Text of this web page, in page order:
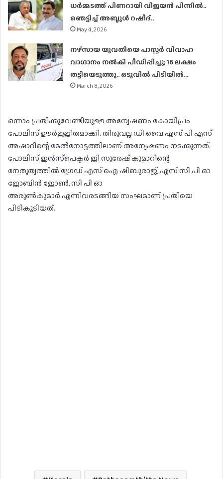
ധര്‍മ്മടത്ത് പിണറായി വിജയന്‍ പിന്നില്‍..
ഞെട്ടിച്ച് അബ്ദുൾ റഷീദ്..
May 4, 2026
നഴ്സായ യുവതിയെ പാസ്റ്റ‍ർ വിവാഹ
വാഗ്ദാനം നൽകി പീഡിപ്പിച്ചു; 16 ലക്ഷം
തട്ടിയെടുത്തു.. ഒടുവിൽ പിടിയിൽ…
March 8, 2026
ഒന്നാം പ്രതിക്കുവേണ്ടിയുള്ള അന്വേഷണം കോയിപ്രം
പോലീസ് ഊർജ്ജിതമാക്കി. തിരുവല്ല ഡി വൈ എസ് പി എസ്
അഷാദിന്റെ മേൽനോട്ടത്തിലാണ് അന്വേഷണം നടക്കുന്നത്.
പോലീസ് ഇൻസ്‌പെക്ടർ ജി സുരേഷ് കുമാറിന്റെ
നേതൃത്വത്തിൽ ഗ്രേഡ് എസ് ഐ ഷിബുരാജ്, എസ് സി പി ഓ
ജോബിൻ ജോൺ, സി പി ഓ
അരുൺകുമാർ എന്നിവരടങ്ങിയ സംഘമാണ് പ്രതിയെ
പിടികൂടിയത്.